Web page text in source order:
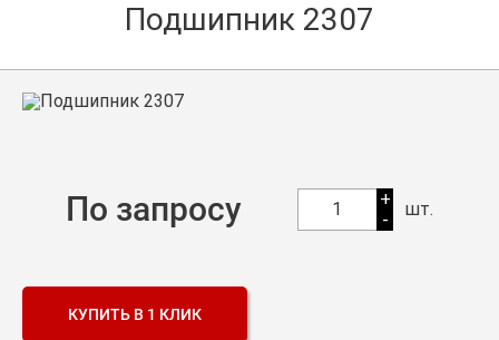
Каталог продукции
Подшипники в Самаре
Смазка
Контакты
Подшипник 2307
По запросу 1
+
-
шт.
КУПИТЬ В 1 КЛИК